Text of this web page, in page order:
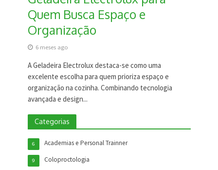
Quem Busca Espaço e
Organização
6 meses ago
A Geladeira Electrolux destaca-se como uma
excelente escolha para quem prioriza espaço e
organização na cozinha. Combinando tecnologia
avançada e design...
Categorias
Academias e Personal Trainner
6
Coloproctologia
9